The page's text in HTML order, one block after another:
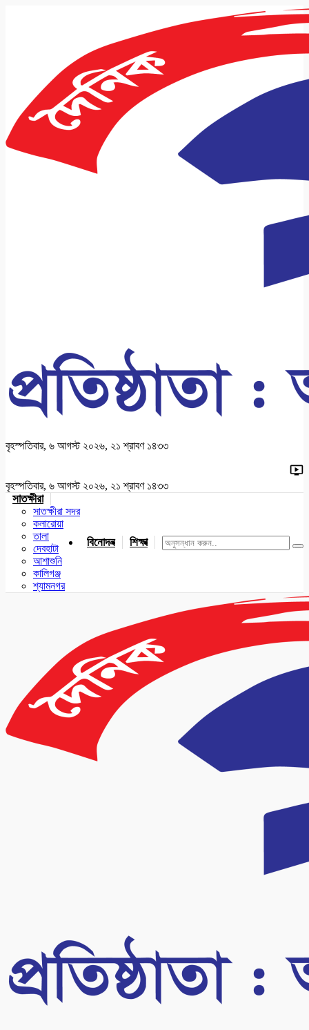
বৃহস্পতিবার, ৬ আগস্ট ২০২৬, ২১ শ্রাবণ ১৪৩৩
বৃহস্পতিবার, ৬ আগস্ট ২০২৬, ২১ শ্রাবণ ১৪৩৩
সাতক্ষীরা
সাতক্ষীরা সদর
কলারোয়া
তালা
দেবহাটা
আশাশুনি
কালিগঞ্জ
শ্যামনগর
বিনোদন শিক্ষা খেলাধুলা জাতীয় যশোর